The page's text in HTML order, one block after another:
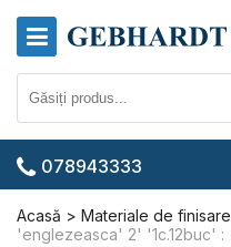
078943333
Acasă Materiale de finisare
'englezeasca' 2' '1c.12buc' :